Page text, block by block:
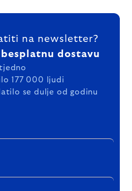
na newsletter?
dostavu
177 000 ljudi
se dulje od godinu